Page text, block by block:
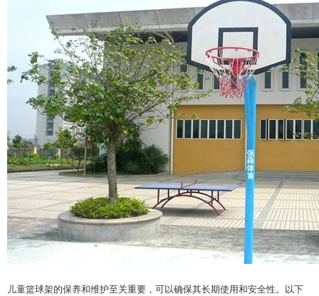
儿童篮球架的保养和维护至关重要，可以确保其长期使用和安全性。以下